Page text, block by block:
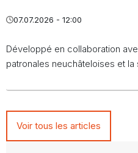
07.07.2026 - 12:00
Développé en collaboration
patronales neuchâteloises et
Voir tous les articles